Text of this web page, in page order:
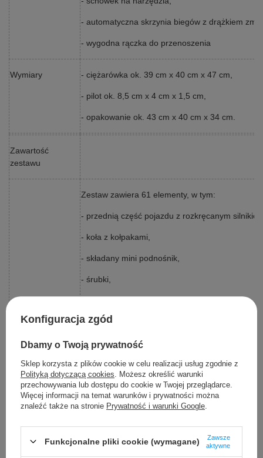
- automatyczna skrzynia biegów z drążkiem
- wygodna rączka do przenoszenia
Wymiary - ciężarówka ok. 39 cm x 40 cm x 47 cm,
- pilot ok. 8,5 cm x 4 cm x 1,5 cm,
- opakowanie ok. 43 cm x 40 cm x 34 cm.
Zawartość
zestawu
Zestaw zawiera 61 elementy, w tym:
- przednią część pojazdu z rozkręcanym
- koła z kołpakami,
- składany mini podnośnik,
- śrubki,
- pilot,
- naklejki dekoracyjne,
- instrukcja.
Konfiguracja zgód
Dbamy o Twoją prywatność
Sklep korzysta z plików cookie w celu realizacji usług zgodnie z
Polityką dotyczącą cookies . Możesz określić warunki
przechowywania lub dostępu do cookie w Twojej przeglądarce.
Więcej informacji na temat warunków i prywatności można
znaleźć także na stronie Prywatność i warunki Google
Funkcjonalne pliki cookie (wymagane)
Zawsze
aktywne